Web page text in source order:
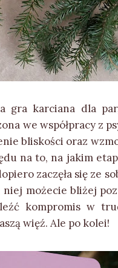
gra karciana dla
we współpracy z
bliskości oraz
na to, na jakim
zaczęła się ze
możecie bliżej
kompromis w
więź. Ale po kolei!